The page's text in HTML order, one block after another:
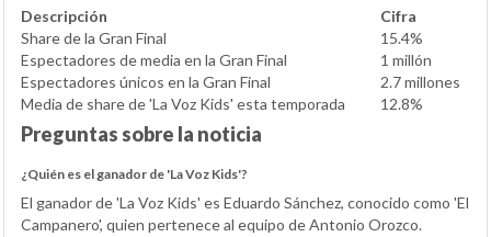
Descripción
Cifra
Share de la Gran Final
15.4%
Espectadores de media en la Gran Final
1 millón
Espectadores únicos en la Gran Final
2.7 millones
Media de share de 'La Voz Kids' esta temporada
12.8%
Preguntas sobre la noticia
¿Quién es el ganador de 'La Voz Kids'?
El ganador de 'La Voz Kids' es Eduardo Sánchez, conocido como 'El
Campanero', quien pertenece al equipo de Antonio Orozco.